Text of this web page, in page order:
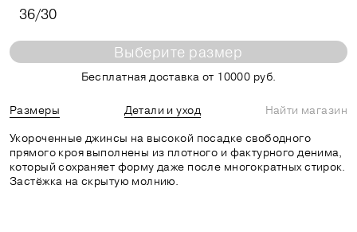
36/30
Выберите размер
Бесплатная доставка от 10000 руб.
Размеры Детали и уход
Найти магазин
Укороченные джинсы на высокой посадке свободного
прямого кроя выполнены из плотного и фактурного денима,
который сохраняет форму даже после многократных стирок.
Застёжка на скрытую молнию.